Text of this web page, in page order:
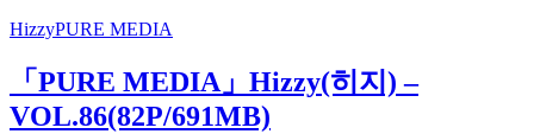
HizzyPURE MEDIA
「PURE MEDIA」Hizzy(히지) –
VOL.86(82P/691MB)